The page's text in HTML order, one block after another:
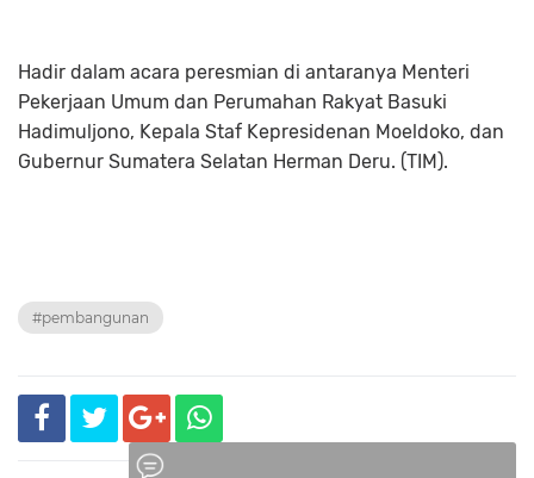
Hadir dalam acara peresmian di antaranya Menteri
Pekerjaan Umum dan Perumahan Rakyat Basuki
Hadimuljono, Kepala Staf Kepresidenan Moeldoko, dan
Gubernur Sumatera Selatan Herman Deru. (TIM).
#pembangunan